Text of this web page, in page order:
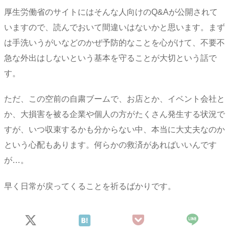
厚生労働省のサイトにはそんな人向けのQ&Aが公開されて
いますので、読んでおいて間違いはないかと思います。まず
は手洗いうがいなどのかぜ予防的なことを心がけて、不要不
急な外出はしないという基本を守ることが大切という話で
す。
ただ、この空前の自粛ブームで、お店とか、イベント会社と
か、大損害を被る企業や個人の方がたくさん発生する状況で
すが、いつ収束するかも分からない中、本当に大丈夫なのか
という心配もあります。何らかの救済があればいいんです
が…。
早く日常が戻ってくることを祈るばかりです。